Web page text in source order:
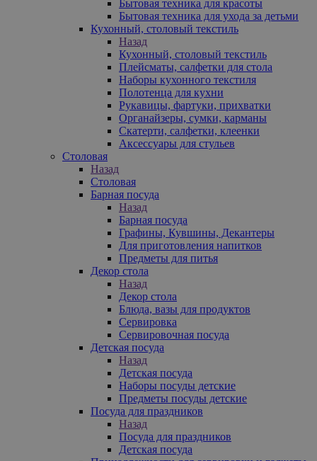
Бытовая техника для красоты
Бытовая техника для ухода за детьми
Кухонный, столовый текстиль
Назад
Кухонный, столовый текстиль
Плейсматы, салфетки для стола
Наборы кухонного текстиля
Полотенца для кухни
Рукавицы, фартуки, прихватки
Органайзеры, сумки, карманы
Скатерти, салфетки, клеенки
Аксессуары для стульев
Столовая
Назад
Столовая
Барная посуда
Назад
Барная посуда
Графины, Кувшины, Декантеры
Для приготовления напитков
Предметы для питья
Декор стола
Назад
Декор стола
Блюда, вазы для продуктов
Сервировка
Сервировочная посуда
Детская посуда
Назад
Детская посуда
Наборы посуды детские
Предметы посуды детские
Посуда для праздников
Назад
Посуда для праздников
Детская посуда